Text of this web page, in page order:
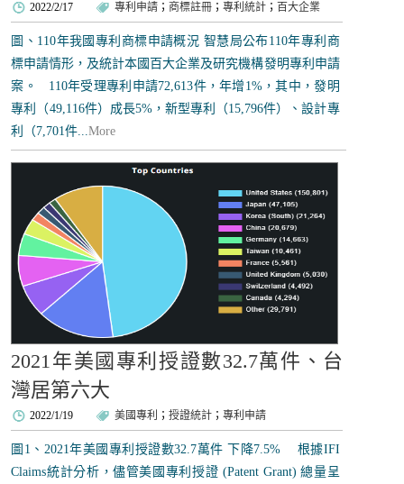
2022/2/17 專利申請 ； 商標註冊 ；專利統計 ； 百大企業
圖、110年我國專利商標申請概況 智慧局公布110年專利商
標申請情形，及統計本國百大企業及研究機構發明專利申請
案。 110年受理專利申請72,613件，年增1%，其中，發明
專利（49,116件）成長5%，新型專利（15,796件）、設計專
利（7,701件...More
2021年美國專利授證數32.7萬件、台
灣居第六大
2022/1/19 美國專利 ；授證統計 ；專利申請
圖1、2021年美國專利授證數32.7萬件 下降7.5% 根據IFI
Claims統計分析，儘管美國專利授證 (Patent Grant) 總量呈